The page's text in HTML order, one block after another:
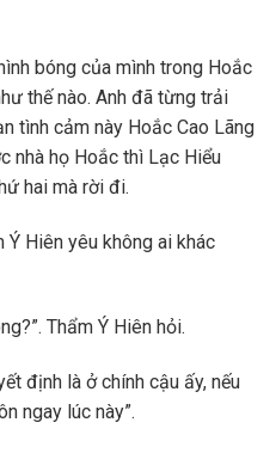
bóng của mình trong Hoắc
thế nào. Anh đã từng trải
tình cảm này Hoắc Cao Lãng
nhà họ Hoắc thì Lạc Hiểu
hai mà rời đi.
Hiên yêu không ai khác
Thẩm Ý Hiên hỏi.
định là ở chính cậu ấy, nếu
ngay lúc này”.